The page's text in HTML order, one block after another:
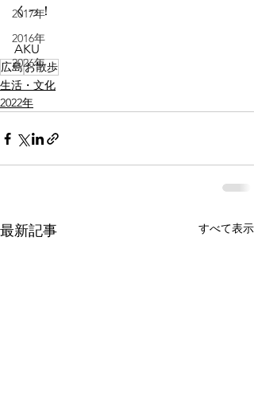
2017年
2016年
2026年
くっ！
AKU
広島お散歩
生活・文化
2022年
最新記事 すべて表示